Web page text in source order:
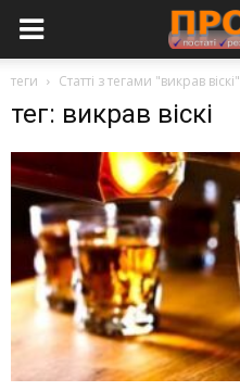
теги Статті з тегами "викрав віскі"
тег: викрав віскі